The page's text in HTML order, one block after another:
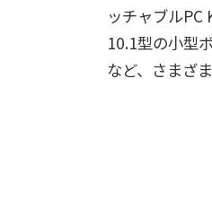
ッチャブルPC
10.1型の小型
など、さまざ